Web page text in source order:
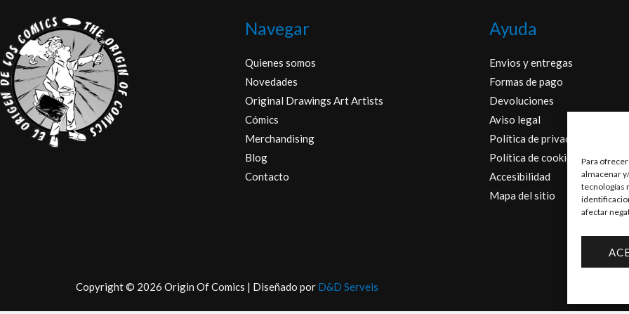
Para
almacenar
tecnologías
afectar
Navegar
Quienes somos
Novedades
Original Drawings Art Artists
Cómics
Merchandising
Blog
Contacto
Ayuda
Envios y entregas
Formas de pago
Devoluciones
Aviso legal
Política de privacidad
Política de cookies
Accesibilidad
Mapa del sitio
Copyright © 2026 Origin Of Comics | Diseñado por D&D Serveis